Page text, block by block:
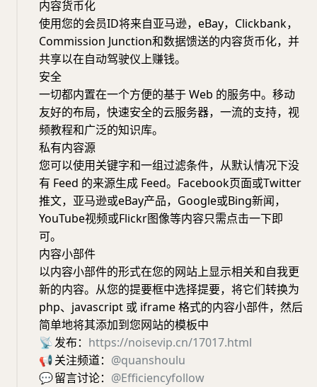
内容货币化
使用您的会员ID将来自亚马逊，eBay，Clickbank，
Commission Junction和数据馈送的内容货币化，并
共享以在自动驾驶仪上赚钱。
安全
一切都内置在一个方便的基于 Web 的服务中。移动
友好的布局，快速安全的云服务器，一流的支持，视
频教程和广泛的知识库。
私有内容源
您可以使用关键字和一组过滤条件，从默认情况下没
有 Feed 的来源生成 Feed。Facebook页面或Twitter
推文，亚马逊或eBay产品，Google或Bing新闻，
YouTube视频或Flickr图像等内容只需点击一下即
可。
内容小部件
以内容小部件的形式在您的网站上显示相关和自我更
新的内容。从您的提要框中选择提要，将它们转换为
php、javascript 或 iframe 格式的内容小部件，然后
简单地将其添加到您网站的模板中
📡发布： https://noisevip.cn/17017.html
📢关注频道： @quanshoulu
💬留言讨论： @Efficiencyfollow